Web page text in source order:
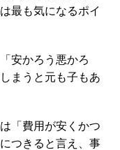
最も気になるポイ
安かろう悪かろ
まうと元も子もあ
「費用が安くかつ
つきると言え、事